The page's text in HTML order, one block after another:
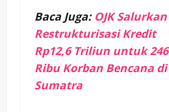
Baca Juga: OJK Salurkan
Restrukturisasi Kredit
Rp12,6 Triliun untuk 246
Ribu Korban Bencana di
Sumatra